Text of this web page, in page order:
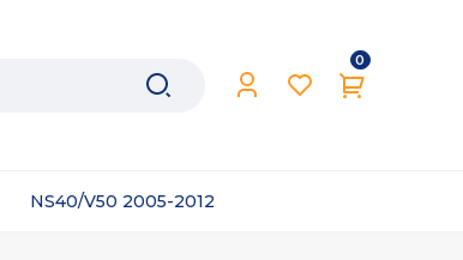
0
NS40/V50 2005-2012